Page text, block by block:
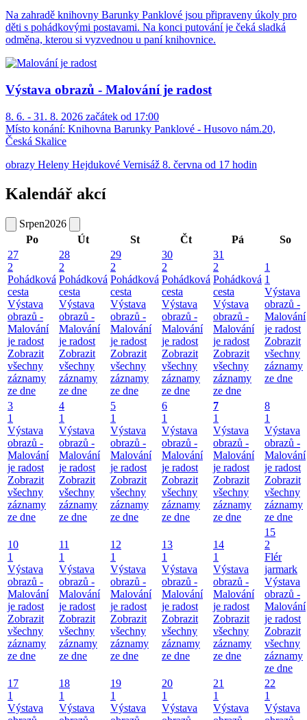
Na zahradě knihovny Barunky Panklové jsou připraveny úkoly pro
děti s pohádkovými postavami. Na konci putování je čeká sladká
odměna, kterou si vyzvednou u paní knihovnice.
Výstava obrazů - Malování je radost
8. 6. - 31. 8. 2026 začátek od 17:00
Místo konání: Knihovna Barunky Panklové - Husovo nám.20,
Česká Skalice
obrazy Heleny Hejdukové Vernisáž 8. června od 17 hodin
Kalendář akcí
Srpen2026
Po
Út St Čt Pá
So
27
2
Pohádková
cesta
Výstava
obrazů -
Malování
je radost
Zobrazit
všechny
záznamy
ze dne
28
2
Pohádková
cesta
Výstava
obrazů -
Malování
je radost
Zobrazit
všechny
záznamy
ze dne
29
2
Pohádková
cesta
Výstava
obrazů -
Malování
je radost
Zobrazit
všechny
záznamy
ze dne
30
2
Pohádková
cesta
Výstava
obrazů -
Malování
je radost
Zobrazit
všechny
záznamy
ze dne
31
2
Pohádková
cesta
Výstava
obrazů -
Malování
je radost
Zobrazit
všechny
záznamy
ze dne
1
1
Výstava
obrazů -
Malování
je radost
Zobrazit
všechny
záznamy
ze dne
3
1
Výstava
obrazů -
Malování
je radost
Zobrazit
všechny
záznamy
ze dne
4
1
Výstava
obrazů -
Malování
je radost
Zobrazit
všechny
záznamy
ze dne
5
1
Výstava
obrazů -
Malování
je radost
Zobrazit
všechny
záznamy
ze dne
6
1
Výstava
obrazů -
Malování
je radost
Zobrazit
všechny
záznamy
ze dne
7
1
Výstava
obrazů -
Malování
je radost
Zobrazit
všechny
záznamy
ze dne
8
1
Výstava
obrazů -
Malování
je radost
Zobrazit
všechny
záznamy
ze dne
10
1
Výstava
obrazů -
Malování
je radost
Zobrazit
všechny
záznamy
ze dne
11
1
Výstava
obrazů -
Malování
je radost
Zobrazit
všechny
záznamy
ze dne
12
1
Výstava
obrazů -
Malování
je radost
Zobrazit
všechny
záznamy
ze dne
13
1
Výstava
obrazů -
Malování
je radost
Zobrazit
všechny
záznamy
ze dne
14
1
Výstava
obrazů -
Malování
je radost
Zobrazit
všechny
záznamy
ze dne
15
2
Flér
jarmark
Výstava
obrazů -
Malování
je radost
Zobrazit
všechny
záznamy
ze dne
17
1
Výstava
18
1
Výstava
19
1
Výstava
20
1
Výstava
21
1
Výstava
22
1
Výstava